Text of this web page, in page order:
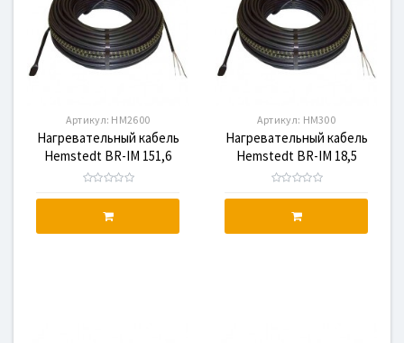
Артикул: HM2600
Нагревательный кабель
Hemstedt BR-IM 151,6
2600W, HM2600
Артикул: HM300
Нагревательный кабель
Hemstedt BR-IM 18,5
300W, HM300